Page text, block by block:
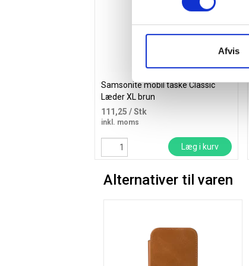
Afvis
Samsonite mobil taske Classic
Læder XL brun
111,25 / Stk
inkl. moms
Læg i kurv
Alternativer til varen